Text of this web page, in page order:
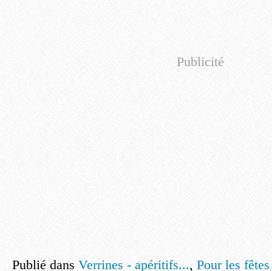
Publicité
Publié dans Verrines - apéritifs..., Pour les